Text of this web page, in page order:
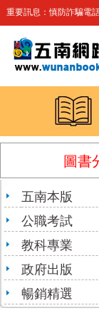
重要訊息：慎防詐騙電
圖書
五南本版
公職考試
教科專業
政府出版
暢銷精選